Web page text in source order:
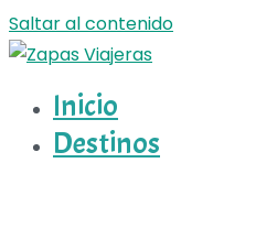
Saltar al contenido
Zapas Viajeras
Zapas Viajeras viajes y
Inicio
Destinos